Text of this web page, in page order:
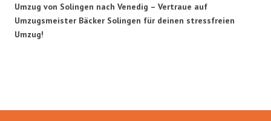
Umzug von Solingen nach Venedig – Vertraue auf
Umzugsmeister Bäcker Solingen für deinen stressfreien
Umzug!